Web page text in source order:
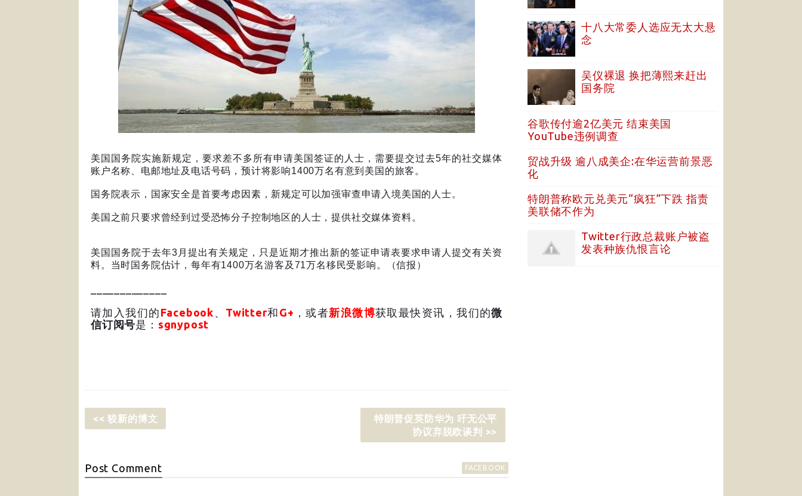
美国国务院实施新规定，要求差不多所有申请美国签证的人士，需要提交过去5年的社交媒体
账户名称、电邮地址及电话号码，预计将影响1400万名有意到美国的旅客。
国务院表示，国家安全是首要考虑因素，新规定可以加强审查申请入境美国的人士。
美国之前只要求曾经到过受恐怖分子控制地区的人士，提供社交媒体资料。
美国国务院于去年3 月提出有关规定，只是近期才推出新的签证申请表要求申请人提交有关资
料。当时国务院估计，每年有1400万名游客及 71万名移民受影响。（信报）
请加入我们的 Facebook 、 Twitter和 G+ ，或者新浪微博获取最快资讯，我们的微
信订阅号是： sgnypost
<< 较新的博文
特朗普促英防华为 吁无公平
协议弃脱欧谈判 >>
Post Comment FACEBOOK
十八大常委人选应无太大悬
念
吴仪裸退 换把薄熙来赶出
国务院
谷歌传付逾2亿美元 结束美国
YouTube违例调查
贸战升级 逾八成美企:在华运营前景恶
化
特朗普称欧元兑美元“疯狂”下跌 指责
美联储不作为
Twitter行政总裁账户被盗
发表种族仇恨言论